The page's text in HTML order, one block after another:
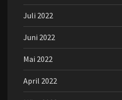
Juli 2022
Juni 2022
Mai 2022
April 2022